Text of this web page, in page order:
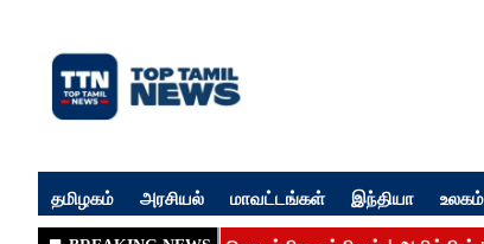
தமிழகம் அரசியல் மாவட்டங்கள் இந்தியா உலகம்